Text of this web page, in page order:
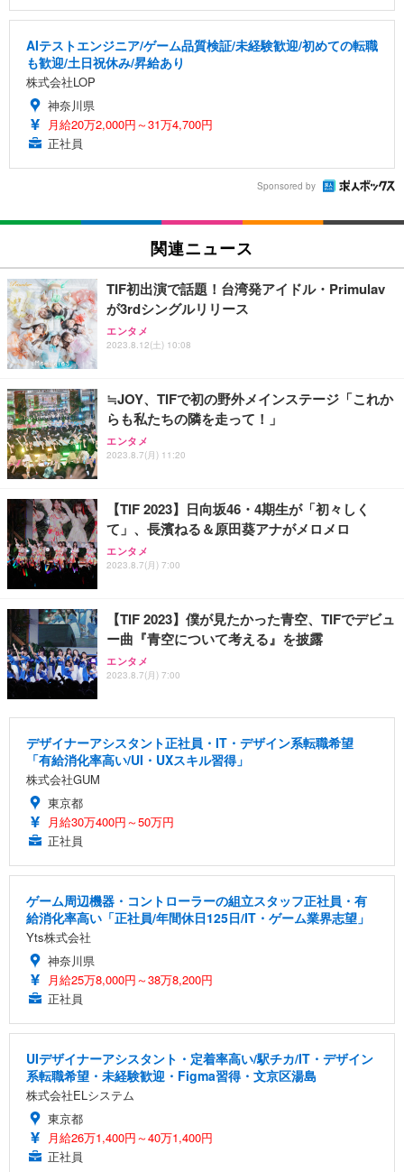
AIテストエンジニア/ゲーム品質検証/未経験歓迎/初めての転職
も歓迎/土日祝休み/昇給あり
株式会社LOP
神奈川県
月給20万2,000円～31万4,700円
正社員
Sponsored by
関連ニュース
TIF初出演で話題！台湾発アイドル・Primulav
が3rdシングルリリース
エンタメ
2023.8.12(土) 10:08
≒JOY、TIFで初の野外メインステージ「これか
らも私たちの隣を走って！」
エンタメ
2023.8.7(月) 11:20
【TIF 2023】日向坂46・4期生が「初々しく
て」、長濱ねる＆原田葵アナがメロメロ
エンタメ
2023.8.7(月) 7:00
【TIF 2023】僕が見たかった青空、TIFでデビュ
ー曲『青空について考える』を披露
エンタメ
2023.8.7(月) 7:00
デザイナーアシスタント正社員・IT・デザイン系転職希望
「有給消化率高い/UI・UXスキル習得」
株式会社GUM
東京都
月給30万400円～50万円
正社員
ゲーム周辺機器・コントローラーの組立スタッフ正社員・有
給消化率高い「正社員/年間休日125日/IT・ゲーム業界志望」
Yts株式会社
神奈川県
月給25万8,000円～38万8,200円
正社員
UIデザイナーアシスタント・定着率高い/駅チカ/IT・デザイン
系転職希望・未経験歓迎・Figma習得・文京区湯島
株式会社ELシステム
東京都
月給26万1,400円～40万1,400円
正社員